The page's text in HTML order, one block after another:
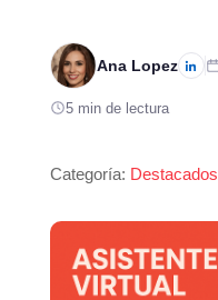
Ana Lopez
5 min de lectura
Categoría: Destacados